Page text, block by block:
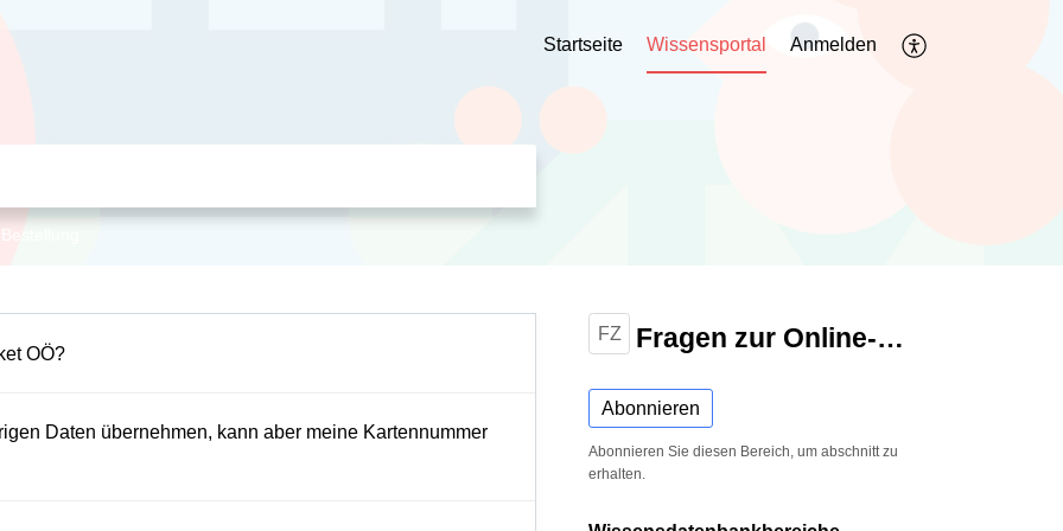
Startseite Wissensportal Anmelden
OÖ?
Daten übernehmen, kann aber meine Kartennummer
FZ Fragen zur Online-Bestellung
Abonnieren
Abonnieren Sie diesen Bereich, um abschnitt zu
erhalten.